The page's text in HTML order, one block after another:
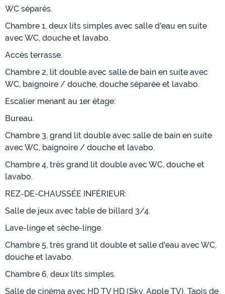
WC séparés.
Chambre 1, deux lits simples avec salle d'eau en suite
avec WC, douche et lavabo.
Accès terrasse.
Chambre 2, lit double avec salle de bain en suite avec
WC, baignoire / douche, douche séparée et lavabo.
Escalier menant au 1er étage:
Bureau.
Chambre 3, grand lit double avec salle de bain en suite
avec WC, baignoire / douche et lavabo.
Chambre 4, très grand lit double avec WC, douche et
lavabo.
REZ-DE-CHAUSSÉE INFÉRIEUR:
Salle de jeux avec table de billard 3/4.
Lave-linge et sèche-linge.
Chambre 5, très grand lit double et salle d'eau avec WC,
douche et lavabo.
Chambre 6, deux lits simples.
Salle de cinéma avec HD TV HD (Sky, Apple TV). Tapis de